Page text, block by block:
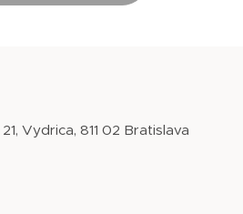
Vydrica, 811 02 Bratislava